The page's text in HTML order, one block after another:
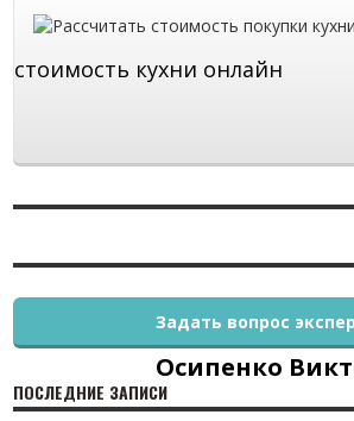
стоимость кухни онлайн
Осипенко
Задать вопрос
ПОСЛЕДНИЕ ЗАПИСИ